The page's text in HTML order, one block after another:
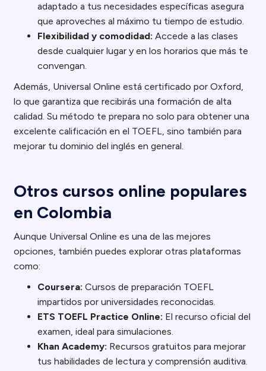
adaptado a tus necesidades específicas asegura
que aproveches al máximo tu tiempo de estudio.
Flexibilidad y comodidad: Accede a las clases
desde cualquier lugar y en los horarios que más te
convengan.
Además, Universal Online está certificado por Oxford,
lo que garantiza que recibirás una formación de alta
calidad. Su método te prepara no solo para obtener una
excelente calificación en el TOEFL, sino también para
mejorar tu dominio del inglés en general.
Otros cursos online populares
en Colombia
Aunque Universal Online es una de las mejores
opciones, también puedes explorar otras plataformas
como:
Coursera: Cursos de preparación TOEFL
impartidos por universidades reconocidas.
ETS TOEFL Practice Online: El recurso oficial del
examen, ideal para simulaciones.
Khan Academy: Recursos gratuitos para mejorar
tus habilidades de lectura y comprensión auditiva.